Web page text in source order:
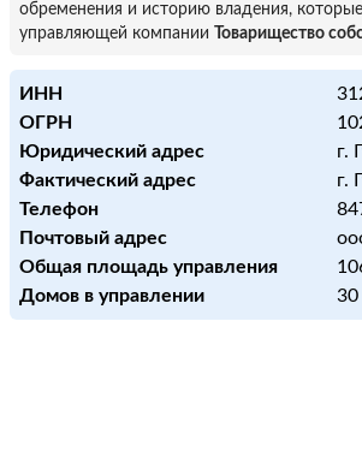
обременения и историю владения,
управляющей компании
Товарищество
ИНН
ОГРН
Юридический адрес
г.
Фактический адрес
г.
Телефон
Почтовый адрес
Общая площадь управления
Домов в управлении
30